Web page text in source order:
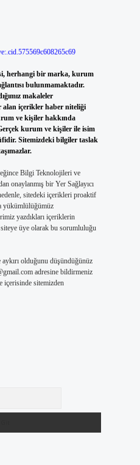
herhangi bir marka, kurum
bulunmamaktadır.
makaleler
alan içerikler haber niteliği
ve kişiler hakkında
kurum ve kişiler ile isim
Sitemizdeki bilgiler taslak
Bilgi Teknolojileri ve
onaylanmış bir Yer Sağlayıcı
sitedeki içerikleri proaktif
yükümlülüğümüz
yazdıkları içeriklerin
üye olarak bu sorumluluğu
olduğunu düşündüğünüz
adresine bildirmeniz
içerisinde sitemizden